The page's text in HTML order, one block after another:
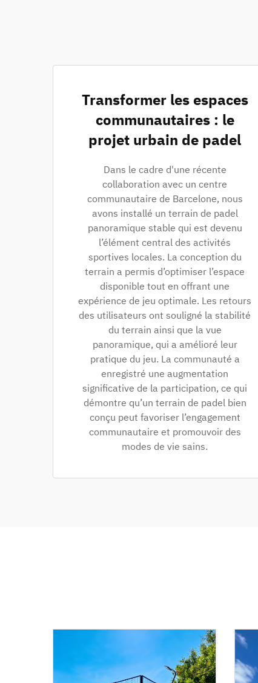
Transformer les espaces
communautaires : le
projet urbain de padel
Dans le cadre d'une récente
collaboration avec un centre
communautaire de Barcelone, nous
avons installé un terrain de padel
panoramique stable qui est devenu
l’élément central des activités
sportives locales. La conception du
terrain a permis d’optimiser l’espace
disponible tout en offrant une
expérience de jeu optimale. Les retours
des utilisateurs ont souligné la stabilité
du terrain ainsi que la vue
panoramique, qui a amélioré leur
pratique du jeu. La communauté a
enregistré une augmentation
significative de la participation, ce qui
démontre qu’un terrain de padel bien
conçu peut favoriser l’engagement
communautaire et promouvoir des
modes de vie sains.